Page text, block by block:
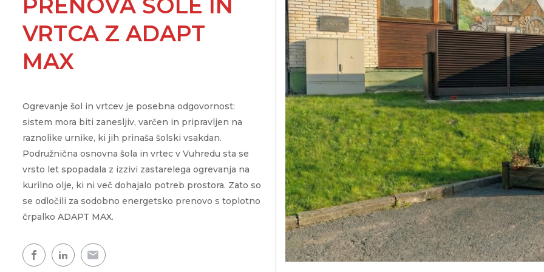
Udobje doma
Topla voda
Zemljevid toplotnih črpalk
Izkušnje naših strank
Poslovni in javni objekti
Segrevanje sanitarne vode
Ogrevanje in hlajenje poslovnih
prostorov
Izkoriščanje odpadne toplote
Po meri
Zemljevid toplotnih črpalk
Izkušnje naših strank
WPG
WPL
Showroom
Naš razstavni prostor, kjer si lahko
ogledate naše toplotne črpalke
CLOUD.KRONOTERM
kjerkoli in kadarkoli
Portal za partnerje
Vir informacij in orodja za
pomoč pooblaščenim
partnerjem
PRENOVA ŠOLE IN
VRTCA Z ADAPT
MAX
Ogrevanje šol in vrtcev je posebna odgovornost:
sistem mora biti zanesljiv, varčen in pripravljen na
raznolike urnike, ki jih prinaša šolski vsakdan.
Podružnična osnovna šola in vrtec v Vuhredu sta se
vrsto let spopadala z izzivi zastarelega ogrevanja na
kurilno olje, ki ni več dohajalo potreb prostora. Zato so
se odločili za sodobno energetsko prenovo s toplotno
črpalko ADAPT MAX.